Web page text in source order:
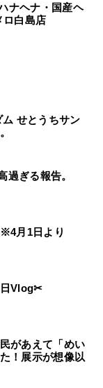
ナヘナ・国産ヘ
ロ白島店
せとうちサン
過ぎる報告。
※4月1日より
日Vlog✂
があえて「めい
！展示が想像以